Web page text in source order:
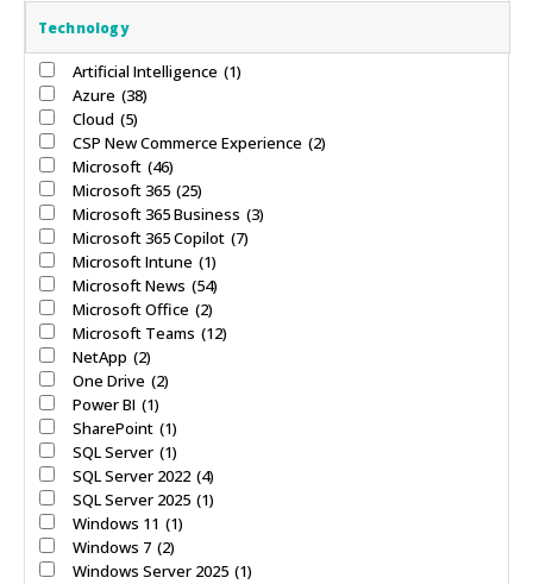
Technology
Artificial Intelligence (1)
Azure (38)
Cloud (5)
CSP New Commerce Experience (2)
Microsoft (46)
Microsoft 365 (25)
Microsoft 365 Business (3)
Microsoft 365 Copilot (7)
Microsoft Intune (1)
Microsoft News (54)
Microsoft Office (2)
Microsoft Teams (12)
NetApp (2)
One Drive (2)
Power BI (1)
SharePoint (1)
SQL Server (1)
SQL Server 2022 (4)
SQL Server 2025 (1)
Windows 11 (1)
Windows 7 (2)
Windows Server 2025 (1)